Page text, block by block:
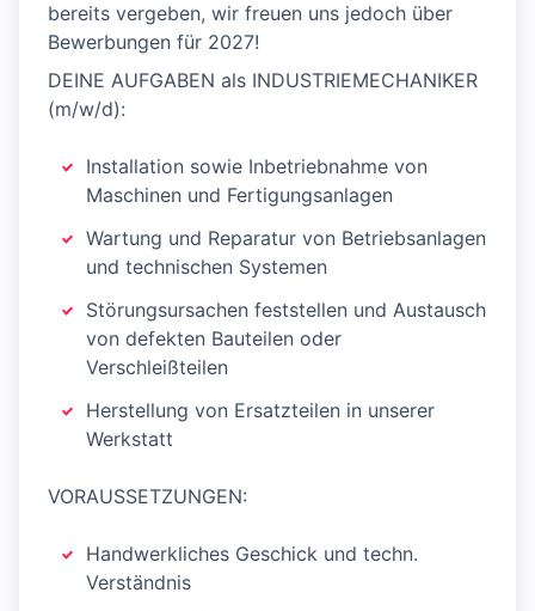
bereits vergeben, wir freuen uns jedoch über
Bewerbungen für 2027!
DEINE AUFGABEN als INDUSTRIEMECHANIKER
(m/w/d):
Installation sowie Inbetriebnahme von
Maschinen und Fertigungsanlagen
Wartung und Reparatur von Betriebsanlagen
und technischen Systemen
Störungsursachen feststellen und Austausch
von defekten Bauteilen oder
Verschleißteilen
Herstellung von Ersatzteilen in unserer
Werkstatt
VORAUSSETZUNGEN:
Handwerkliches Geschick und techn.
Verständnis